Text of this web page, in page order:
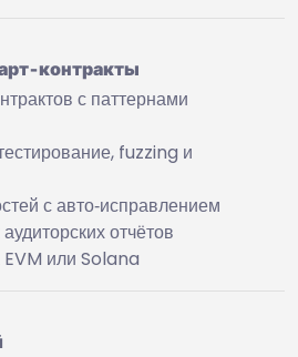
с паттернами
fuzzing и
с авто‑исправлением
отчётов
или Solana